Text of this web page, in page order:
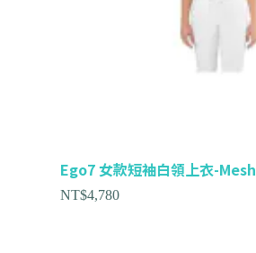
Ego7 女款短袖白領上衣-Mesh
NT$4,780